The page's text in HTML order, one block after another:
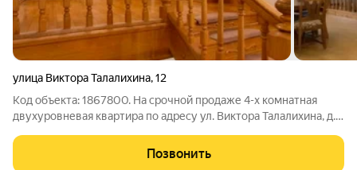
улица Виктора Талалихина,12
Код объекта: 1867800. На срочной продаже 4-х комнатная
двухуровневая квартира по адресу ул. Виктора Талалихина, д.
кирпичного дома. Дом построен по литовскому проекту, стены
55 см. полнотелого
Позвонить